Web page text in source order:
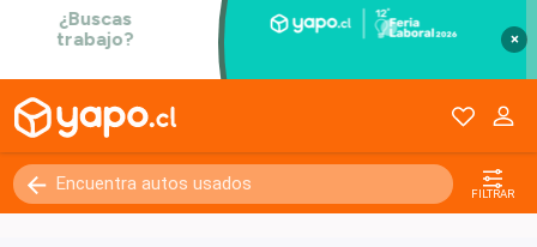
×
FILTRAR